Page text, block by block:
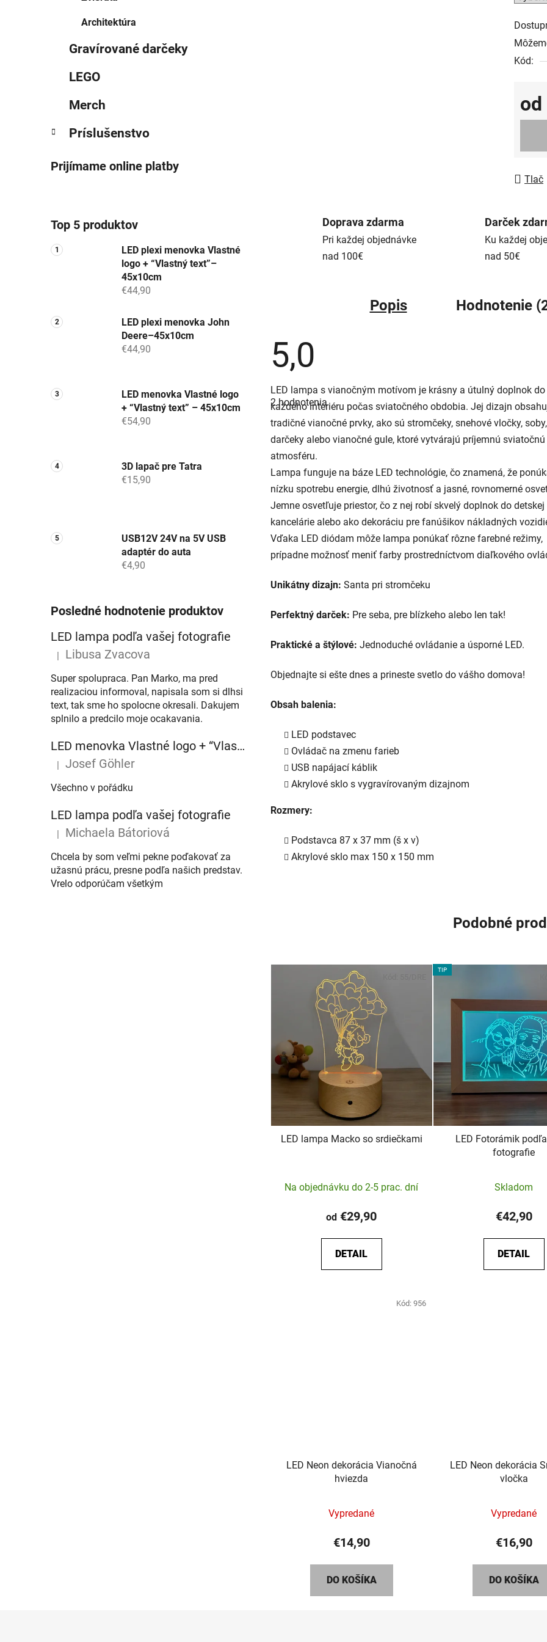
Architektúra
Gravírované darčeky
LEGO
Merch
Príslušenstvo
Prijímame online platby
Top 5 produktov
LED plexi menovka Vlastné
logo + “Vlastný text”–
45x10cm
€44,90
LED plexi menovka John
Deere–45x10cm
€44,90
LED menovka Vlastné logo
+ “Vlastný text” – 45x10cm
€54,90
3D lapač pre Tatra
€15,90
USB12V 24V na 5V USB
adaptér do auta
€4,90
Posledné hodnotenie produktov
LED lampa podľa vašej fotografie
Hodnotenie produktu je 5 z 5 hviezdičiek.
| Libusa Zvacova
Super spolupraca. Pan Marko, ma pred
realizaciou informoval, napisala som si dlhsi
text, tak sme ho spolocne okresali. Dakujem
splnilo a predcilo moje ocakavania.
LED menovka Vlastné logo + “Vlastný text” – 45x10cm
Hodnotenie produktu je 5 z 5 hviezdičiek.
| Josef Göhler
Všechno v pořádku
LED lampa podľa vašej fotografie
Hodnotenie produktu je 5 z 5 hviezdičiek.
| Michaela Bátoriová
Chcela by som veľmi pekne poďakovať za
užasnú prácu, presne podľa našich predstav.
Vrelo odporúčam všetkým
Kód:
od
Tlač
Doprava zdarma
Pri každej objednávke
nad 100€
Darček
Ku každej
nad 50€
Popis Hodnotenie
5,0
Priemerné
hodnotenie
produktu
je
5,0
z
5
hviezdičiek.
2 hodnotenia
LED lampa s vianočným motívom je krásny a útulný doplnok do
každého interiéru počas sviatočného obdobia. Jej dizajn
tradičné vianočné prvky, ako sú stromčeky, snehové vločky, soby,
darčeky alebo vianočné gule, ktoré vytvárajú príjemnú sviatočnú
atmosféru.
Lampa funguje na báze LED technológie, čo znamená, že
nízku spotrebu energie, dlhú životnosť a jasné, rovnomerné
Jemne osvetľuje priestor, čo z nej robí skvelý doplnok do detskej
kancelárie alebo ako dekoráciu pre fanúšikov nákladných
Vďaka LED diódam môže lampa ponúkať rôzne farebné režimy,
prípadne možnosť meniť farby prostredníctvom diaľkového
Unikátny dizajn: Santa pri stromčeku
Perfektný darček: Pre seba, pre blízkeho alebo len tak!
Praktické a štýlové: Jednoduché ovládanie a úsporné LED.
Objednajte si ešte dnes a prineste svetlo do vášho domova!
Obsah balenia:
LED podstavec
Ovládač na zmenu farieb
USB napájací káblik
Akrylové sklo s vygravírovaným dizajnom
Rozmery:
Podstavca 87 x 37 mm (š x v)
Akrylové sklo max 150 x 150 mm
Podobné
LED lampa Macko so srdiečkami
hodnotenie
produktu
5,0
z
Na objednávku do 2-5 prac. dní
od €29,90
DETAIL
TIP
LED Fotorámik
fotografie
produktu
je
5,0
z
Skladom
€42,90
DETAIL
LED Neon dekorácia Vianočná
hviezda
Vypredané
€14,90
DO KOŠÍKA
Kód: 956
LED Neon dekorácia
vločka
produktu
je
z
Vypredané
€16,90
DO KOŠÍKA